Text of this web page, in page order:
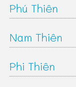
Phú Thiên
Nam Thiên
Phi Thiên